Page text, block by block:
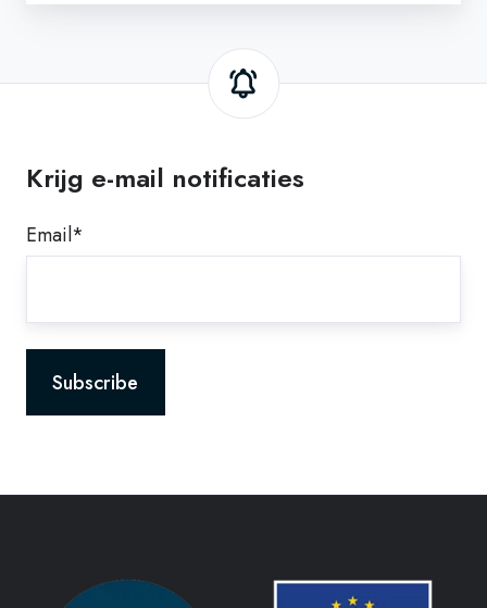
Krijg e-mail notificaties
Email*